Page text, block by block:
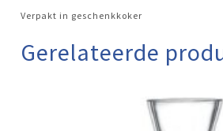
Verpakt in geschenkkoker
Gerelateerde